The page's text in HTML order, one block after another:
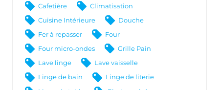
Cafetière
Climatisation
Cuisine Intérieure
Douche
Fer à repasser
Four
Four micro-ondes
Grille Pain
Lave linge
Lave vaisselle
Linge de bain
Linge de literie